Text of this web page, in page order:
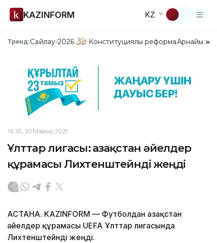
KAZINFORM KZ
Тренд:Сайлау-2026 Конституциялық реформаАрнайы
19:35, 30 Мамыр 2025
Ұлттар лигасы: Қазақстан әйелдер
құрамасы Лихтенштейнді жеңді
АСТАНА. KAZINFORM — Футболдан Қазақстан
әйелдер құрамасы UEFA Ұлттар лигасында
Лихтенштейнді жеңді.